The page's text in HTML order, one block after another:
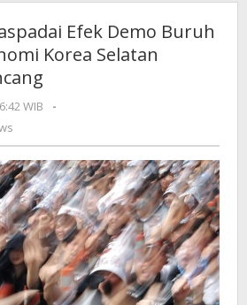
Efek Demo Buruh
Korea Selatan
WIB
by
-